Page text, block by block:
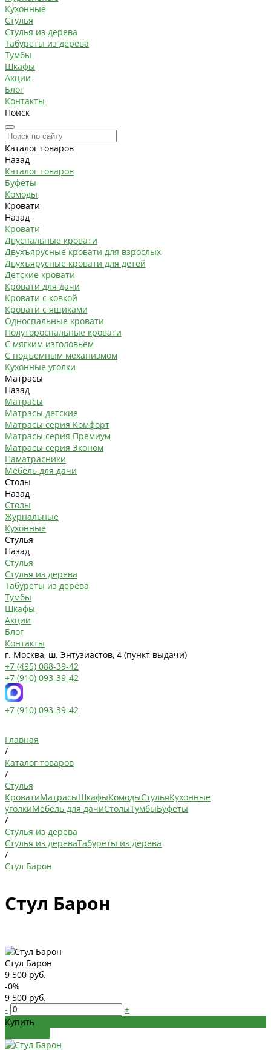
Кухонные
Стулья
Стулья из дерева
Табуреты из дерева
Тумбы
Шкафы
Акции
Блог
Контакты
Поиск
Каталог товаров
Назад
Каталог товаров
Буфеты
Комоды
Кровати
Назад
Кровати
Двуспальные кровати
Двухъярусные кровати для взрослых
Двухъярусные кровати для детей
Детские кровати
Кровати для дачи
Кровати с ковкой
Кровати с ящиками
Односпальные кровати
Полутороспальные кровати
С мягким изголовьем
С подъемным механизмом
Кухонные уголки
Матрасы
Назад
Матрасы
Матрасы детские
Матрасы серия Комфорт
Матрасы серия Премиум
Матрасы серия Эконом
Наматрасники
Мебель для дачи
Столы
Назад
Столы
Журнальные
Кухонные
Стулья
Назад
Стулья
Стулья из дерева
Табуреты из дерева
Тумбы
Шкафы
Акции
Блог
Контакты
г. Москва, ш. Энтузиастов, 4 (пункт выдачи)
+7 (495) 088-39-42
+7 (910) 093-39-42
+7 (910) 093-39-42
Главная
/
Каталог товаров
/
Стулья
КроватиМатрасыШкафыКомодыСтульяКухонные
уголкиМебель для дачиСтолыТумбыБуфеты
/
Стулья из дерева
Стулья из дереваТабуреты из дерева
/
Стул Барон
Стул Барон
Стул Барон
9 500 руб.
-0%
9 500 руб.
-
+
Купить